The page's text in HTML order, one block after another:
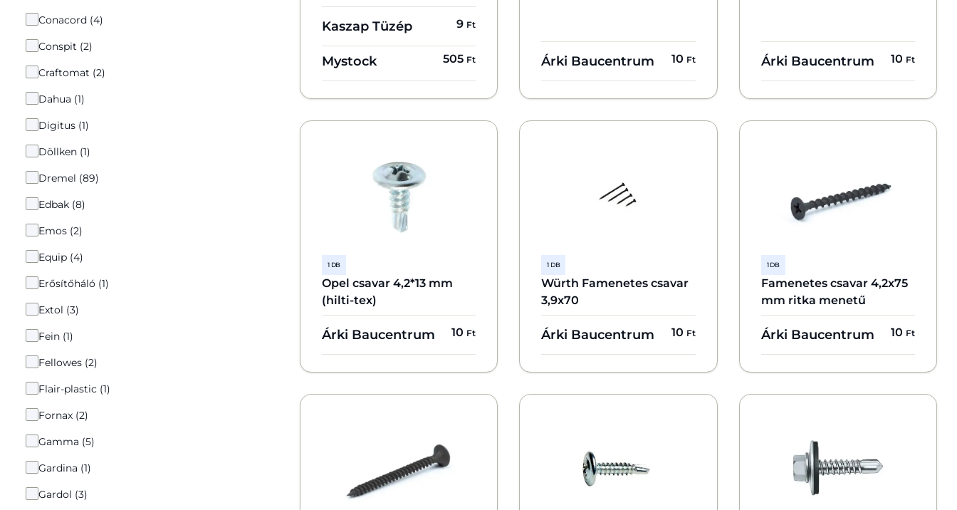
Conacord (4)
Conspit (2)
Craftomat (2)
Dahua (1)
Digitus (1)
Döllken (1)
Dremel (89)
Edbak (8)
Emos (2)
Equip (4)
Erősítőháló (1)
Extol (3)
Fein (1)
Fellowes (2)
Flair-plastic (1)
Fornax (2)
Gamma (5)
Gardina (1)
Gardol (3)
Kaszap Tüzép 9 Ft
Mystock 505 Ft Árki Baucentrum 10 Ft Árki Baucentrum 10 Ft
1 DB
Opel csavar 4,2*13 mm
(hilti-tex)
Árki Baucentrum 10 Ft
1 DB
Würth Famenetes csavar
3,9x70
Árki Baucentrum 10 Ft
1 DB
Famenetes csavar 4,2x75
mm ritka menetű
Árki Baucentrum 10 Ft